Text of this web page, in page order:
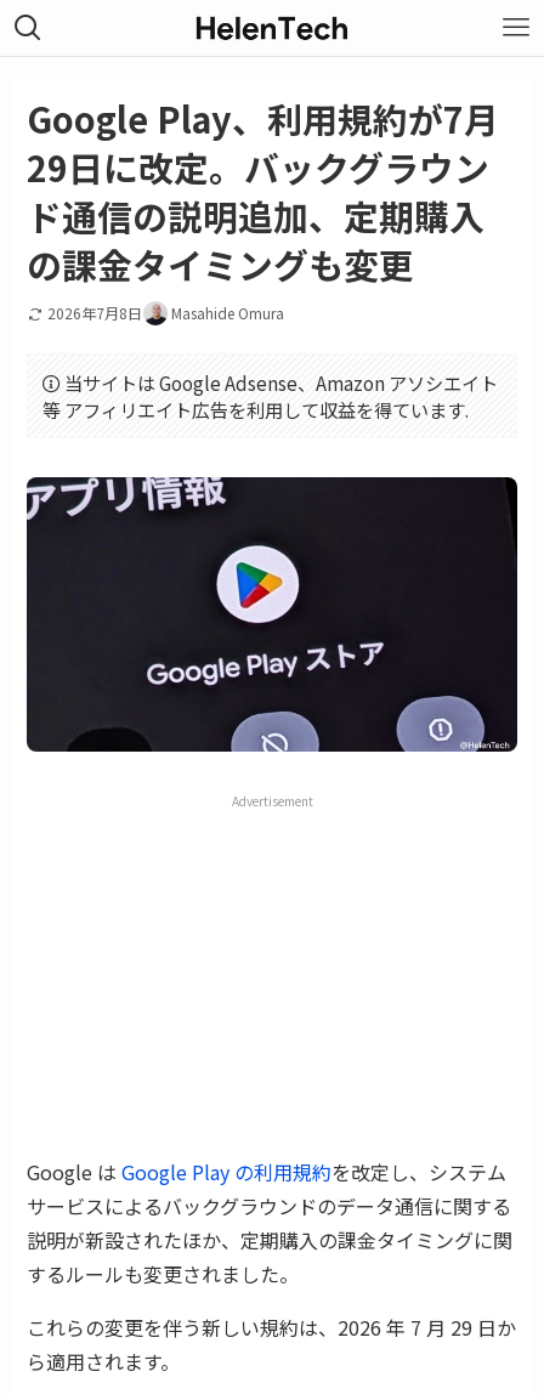
Google Play、利用規約が7月
29日に改定。バックグラウン
ド通信の説明追加、定期購入
の課金タイミングも変更
2026年7月8日 Masahide Omura
当サイトは Google Adsense、Amazon アソシエイト
等 アフィリエイト広告を利用して収益を得ています.
Advertisement
Google はGoogle Play の利用規約を改定し、システム
サービスによるバックグラウンドのデータ通信に関する
説明が新設されたほか、定期購入の課金タイミングに関
するルールも変更されました。
これらの変更を伴う新しい規約は、2026 年 7 月 29 日か
ら適用されます。